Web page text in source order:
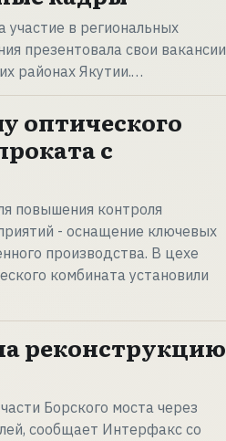
участие в региональных
презентовала свои вакансии
районах Якутии.…
оптического
с
повышения контроля
- оснащение ключевых
производства. В цехе
комбината установили
реконструкцию
Борского моста через
сообщает Интерфакс со